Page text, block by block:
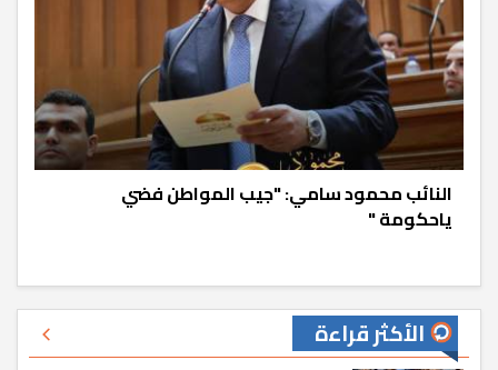
النائب محمود سامي: "جيب المواطن فضي
ياحكومة "
الأكثر قراءة